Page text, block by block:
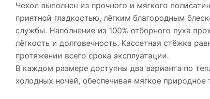
Чехол выполнен из прочного и мягкого
приятной гладкостью, лёгким благородным
службы. Наполнение из 100% отборного пуха
лёгкость и долговечность. Кассетная стёжка
протяжении всего срока эксплуатации.
В каждом размере доступны два варианта по
холодных ночей, обеспечивая мягкое